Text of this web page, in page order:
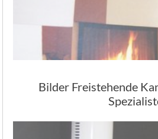
Bilder Freistehende